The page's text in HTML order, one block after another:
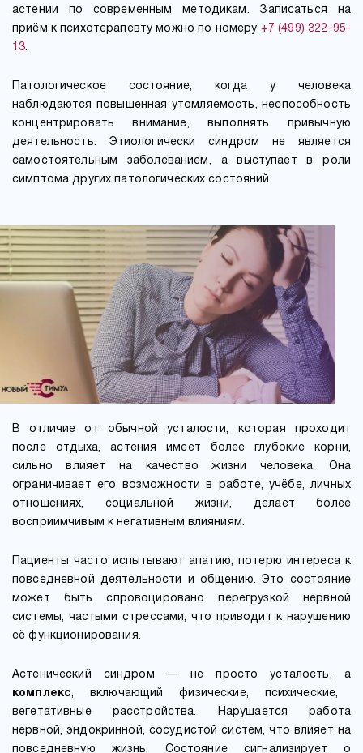
астении по современным методикам. Записаться на
приём к психотерапевту можно по номеру +7 (499) 322-95-
13.
Патологическое состояние, когда у человека
наблюдаются повышенная утомляемость, неспособность
концентрировать внимание, выполнять привычную
деятельность. Этиологически синдром не является
самостоятельным заболеванием, а выступает в роли
симптома других патологических состояний.
В отличие от обычной усталости, которая проходит
после отдыха, астения имеет более глубокие корни,
сильно влияет на качество жизни человека. Она
ограничивает его возможности в работе, учёбе, личных
отношениях, социальной жизни, делает более
восприимчивым к негативным влияниям.
Пациенты часто испытывают апатию, потерю интереса к
повседневной деятельности и общению. Это состояние
может быть спровоцировано перегрузкой нервной
системы, частыми стрессами, что приводит к нарушению
её функционирования.
Астенический синдром — не просто усталость, а
комплекс, включающий физические, психические,
вегетативные расстройства. Нарушается работа
нервной, эндокринной, сосудистой систем, что влияет на
повседневную жизнь. Состояние сигнализирует о